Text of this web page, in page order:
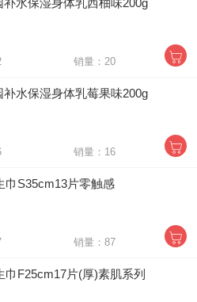
水保湿身体乳西柚味200g
销量：20
水保湿身体乳莓果味200g
销量：16
巾S35cm13片零触感
销量：87
巾F25cm17片(厚)素肌系列